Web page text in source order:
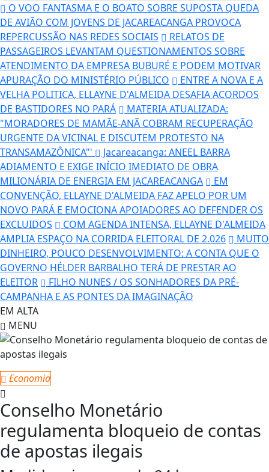
O VOO FANTASMA E O BOATO SOBRE SUPOSTA QUEDA
DE AVIÃO COM JOVENS DE JACAREACANGA PROVOCA
REPERCUSSÃO NAS REDES SOCIAIS
RELATOS DE
PASSAGEIROS LEVANTAM QUESTIONAMENTOS SOBRE
ATENDIMENTO DA EMPRESA BUBURÉ E PODEM MOTIVAR
APURAÇÃO DO MINISTÉRIO PÚBLICO
ENTRE A NOVA E A
VELHA POLITICA, ELLAYNE D'ALMEIDA DESAFIA ACORDOS
DE BASTIDORES NO PARÁ
MATERIA ATUALIZADA:
"MORADORES DE MAMÃE-ANÃ COBRAM RECUPERAÇÃO
URGENTE DA VICINAL E DISCUTEM PROTESTO NA
TRANSAMAZÔNICA"'
Jacareacanga: ANEEL BARRA
ADIAMENTO E EXIGE INÍCIO IMEDIATO DE OBRA
MILIONÁRIA DE ENERGIA EM JACAREACANGA
EM
CONVENÇÃO, ELLAYNE D'ALMEIDA FAZ APELO POR UM
NOVO PARÁ E EMOCIONA APOIADORES AO DEFENDER OS
EXCLUIDOS
COM AGENDA INTENSA, ELLAYNE D'ALMEIDA
AMPLIA ESPAÇO NA CORRIDA ELEITORAL DE 2.026
MUITO
DINHEIRO, POUCO DESENVOLVIMENTO: A CONTA QUE O
GOVERNO HÉLDER BARBALHO TERÁ DE PRESTAR AO
ELEITOR
FILHO NUNES / OS SONHADORES DA PRÉ-
CAMPANHA E AS PONTES DA IMAGINAÇÃO
EM ALTA
MENU
Economia
Conselho Monetário
regulamenta bloqueio de contas
de apostas ilegais